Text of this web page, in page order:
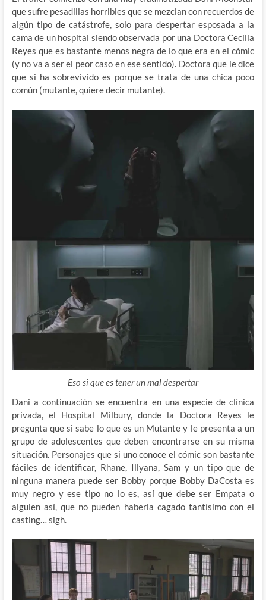
que sufre pesadillas horribles que se mezclan con recuerdos de
algún tipo de catástrofe, solo para despertar esposada a la
cama de un hospital siendo observada por una Doctora Cecilia
Reyes que es bastante menos negra de lo que era en el cómic
(y no va a ser el peor caso en ese sentido). Doctora que le dice
que si ha sobrevivido es porque se trata de una chica poco
común (mutante, quiere decir mutante).
Eso si que es tener un mal despertar
Dani a continuación se encuentra en una especie de clínica
privada, el Hospital Milbury, donde la Doctora Reyes le
pregunta que si sabe lo que es un Mutante y le presenta a un
grupo de adolescentes que deben encontrarse en su misma
situación. Personajes que si uno conoce el cómic son bastante
fáciles de identificar, Rhane, Illyana, Sam y un tipo que de
ninguna manera puede ser Bobby porque Bobby DaCosta es
muy negro y ese tipo no lo es, así que debe ser Empata o
alguien así, que no pueden haberla cagado tantísimo con el
casting… sigh.